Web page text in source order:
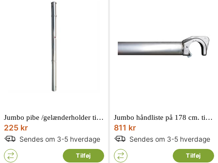
Jumbo pibe /gelænderholder til rullestillads.100 cm 1540100
225 kr
Sendes om 3-5 hverdage
Tilføj
Jumbo håndliste på 178 cm. til rullestillads.sæt af 2 stk. 178 cm 1101782
811 kr
Sendes om 3-5 hverdage
Tilføj